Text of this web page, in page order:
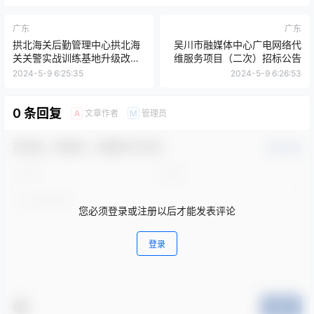
广东
拱北海关后勤管理中心拱北海
关关警实战训练基地升级改造
电梯项目公开招标公告
2024-5-9 6:25:35
广东
吴川市融媒体中心广电网络代
维服务项目（二次）招标公告
2024-5-9 6:26:53
0 条回复 A 文章作者 M 管理员
您必须登录或注册以后才能发表评论
登录